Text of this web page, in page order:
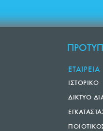
ΕΤΑΙΡΕΙΑ
ΙΣΤΟΡΙΚΟ
ΔΙΚΤΥΟ